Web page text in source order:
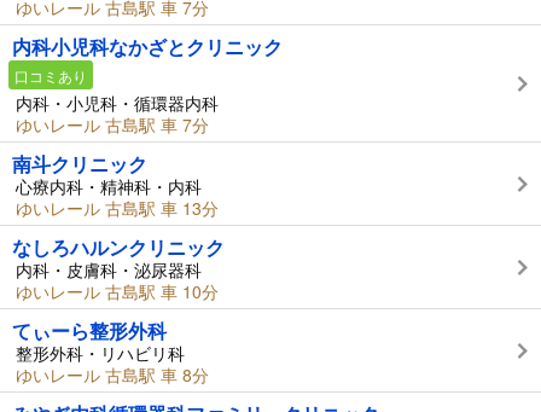
ゆいレール 古島駅 車 7分
内科小児科なかざとクリニック
口コミあり
内科・小児科・循環器内科
ゆいレール 古島駅 車 7分
南斗クリニック
心療内科・精神科・内科
ゆいレール 古島駅 車 13分
なしろハルンクリニック
内科・皮膚科・泌尿器科
ゆいレール 古島駅 車 10分
てぃーら整形外科
整形外科・リハビリ科
ゆいレール 古島駅 車 8分